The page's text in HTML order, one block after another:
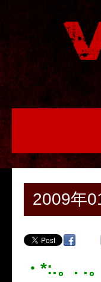
2009年
・*:.。.